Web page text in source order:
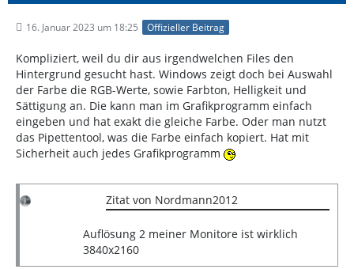
16. Januar 2023 um 18:25 Offizieller Beitrag
Kompliziert, weil du dir aus irgendwelchen Files den
Hintergrund gesucht hast. Windows zeigt doch bei Auswahl
der Farbe die RGB-Werte, sowie Farbton, Helligkeit und
Sättigung an. Die kann man im Grafikprogramm einfach
eingeben und hat exakt die gleiche Farbe. Oder man nutzt
das Pipettentool, was die Farbe einfach kopiert. Hat mit
Sicherheit auch jedes Grafikprogramm
Zitat von Nordmann2012
Auflösung 2 meiner Monitore ist wirklich
3840x2160